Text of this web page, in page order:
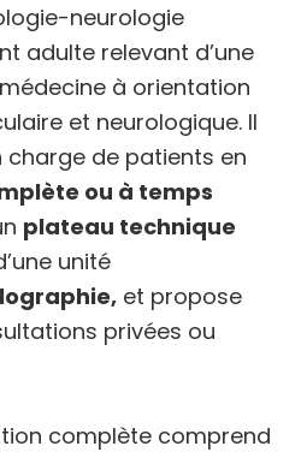
neurologie
adulte relevant d’une
à orientation
et neurologique. Il
charge de patients en
ou à temps
plateau technique
unité
et propose
privées ou
complète comprend